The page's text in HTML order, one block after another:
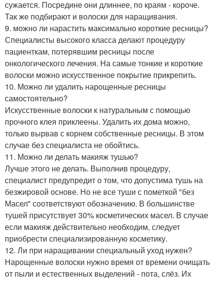
сужается. Посредине они длиннее, по краям - короче.
Так же подбирают и волоски для наращивания.
9. можно ли нарастить максимально короткие ресницы?
Специалисты высокого класса делают процедуру
пациенткам, потерявшим ресницы после
онкологического лечения. На самые тонкие и короткие
волоски можно искусственное покрытие прикрепить.
10. Можно ли удалить нарощенные ресницы
самостоятельно?
Искусственные волоски к натуральным с помощью
прочного клея приклеены. Удалить их дома можно,
только вырвав с корнем собственные ресницы. В этом
случае без специалиста не обойтись.
11. Можно ли делать макияж тушью?
Лучше этого не делать. Выполнив процедуру,
специалист предупредит о том, что допустима тушь на
безжировой основе. Но не все туши с пометкой "без
Масел" соответствуют обозначению. В большинстве
тушей присутствует 30% косметических масел. В случае
если макияж действительно необходим, следует
приобрести специализированную косметику.
12. Ли при наращивании специальный уход нужен?
Нарощенные волоски нужно время от времени очищать
от пыли и естественных выделений - пота, слёз. Их